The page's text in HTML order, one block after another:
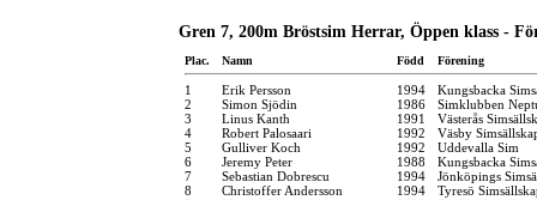
Gren 7, 200m Bröstsim Herrar, Öppen klass -
Plac. Namn Född Förening
1 Erik Persson 1994
Kungsbacka
2
Simon Sjödin 1986
Simklubben
3
Linus Kanth 1991
Västerås
4
Robert Palosaari 1992
Väsby
5
Gulliver Koch 1992
Uddevalla Sim
6
Jeremy Peter 1988
Kungsbacka
7
Sebastian Dobrescu 1994
Jönköpings
8
Christoffer Andersson 1994
Tyresö